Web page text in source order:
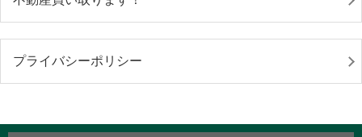
プライバシーポリシー